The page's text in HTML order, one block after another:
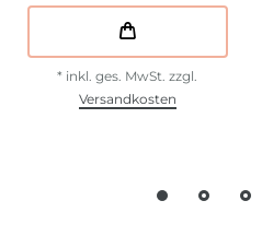
* inkl. ges. MwSt. zzgl.
Versandkosten